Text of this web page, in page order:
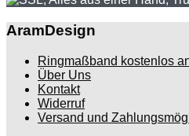
AramDesign
Ringmaßband kostenlos
Über Uns
Kontakt
Widerruf
Versand und